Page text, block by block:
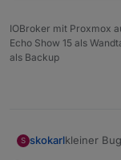
IOBroker mit Proxmox
Echo Show 15 als
als Backup
S skokarlkleiner Bug,